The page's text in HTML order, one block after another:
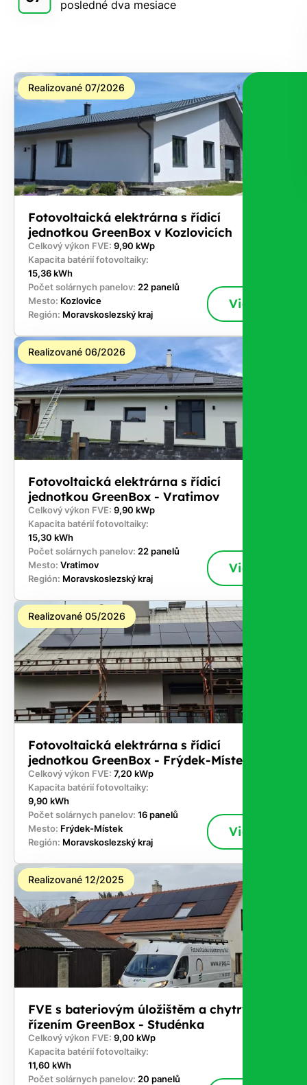
posledné dva mesiace
Realizované 07/2026
Fotovoltaická elektrárna s řídicí
jednotkou GreenBox v Kozlovicích
Celkový výkon FVE: 9,90 kWp
Kapacita batérií fotovoltaiky:
15,36 kWh
Počet solárnych panelov: 22 panelů
Mesto: Kozlovice
Región: Moravskoslezský kraj
Viac
Realizované 06/2026
Fotovoltaická elektrárna s řídicí
jednotkou GreenBox - Vratimov
Celkový výkon FVE: 9,90 kWp
Kapacita batérií fotovoltaiky:
15,30 kWh
Počet solárnych panelov: 22 panelů
Mesto: Vratimov
Región: Moravskoslezský kraj
Viac
Realizované 05/2026
Fotovoltaická elektrárna s řídicí
jednotkou GreenBox - Frýdek-Místek
Celkový výkon FVE: 7,20 kWp
Kapacita batérií fotovoltaiky:
9,90 kWh
Počet solárnych panelov: 16 panelů
Mesto: Frýdek-Místek
Región: Moravskoslezský kraj
Viac
Realizované 12/2025
FVE s bateriovým úložištěm a chytrým
řízením GreenBox - Studénka
Celkový výkon FVE: 9,00 kWp
Kapacita batérií fotovoltaiky:
11,60 kWh
Počet solárnych panelov: 20 panelů